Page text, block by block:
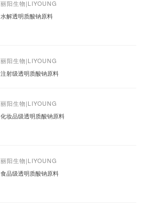
丽阳生物|LIYOUNG
水解透明质酸钠原料
丽阳生物|LIYOUNG
注射级透明质酸钠原料
丽阳生物|LIYOUNG
化妆品级透明质酸钠原料
丽阳生物|LIYOUNG
食品级透明质酸钠原料